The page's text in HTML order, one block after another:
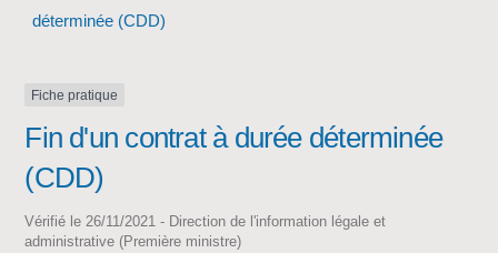
déterminée (CDD)
Fiche pratique
Fin d'un contrat à durée déterminée
(CDD)
Vérifié le 26/11/2021 - Direction de l'information légale et
administrative (Première ministre)